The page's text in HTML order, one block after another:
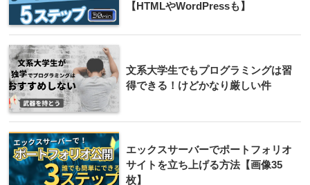
【HTMLやWordPressも】
文系大学生でもプログラミングは習
得できる！けどかなり厳しい件
エックスサーバーでポートフォリオ
サイトを立ち上げる方法【画像35
枚】